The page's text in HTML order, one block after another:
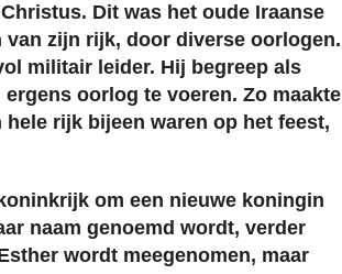
Dit was het oude Iraanse
zijn rijk, door diverse oorlogen.
militair leider. Hij begreep als
oorlog te voeren. Zo maakte
rijk bijeen waren op het feest,
om een nieuwe koningin
naam genoemd wordt, verder
wordt meegenomen, maar